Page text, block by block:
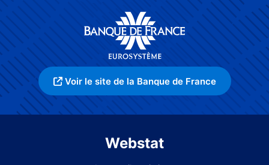
Voir le site de la Banque de France
Webstat